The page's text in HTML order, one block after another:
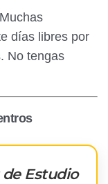
Muchas
días libres por
No tengas
Estudio